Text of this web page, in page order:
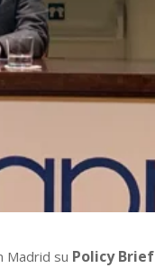
Madrid su Policy Brief